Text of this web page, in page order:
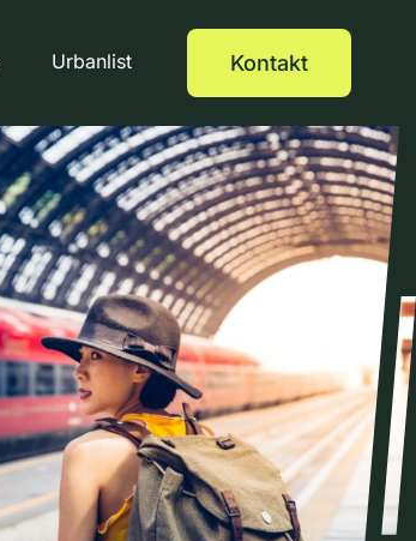
Urbanlist Kontakt